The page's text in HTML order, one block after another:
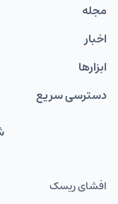
مجله
اخبار
ابزارها
دسترسی سریع
افشای ریسک